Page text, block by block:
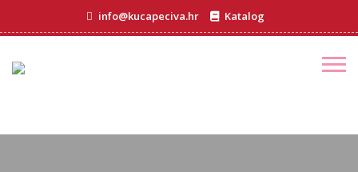
info@kucapeciva.hr Katalog